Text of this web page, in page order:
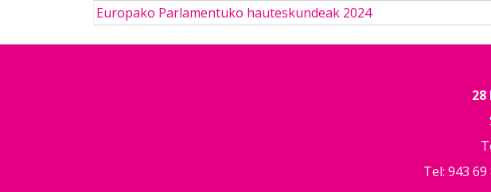
Europako Parlamentuko hauteskundeak 2024
Tel: 943 69